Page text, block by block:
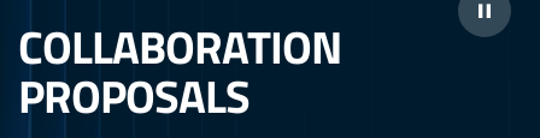
COLLABORATION
PROPOSALS